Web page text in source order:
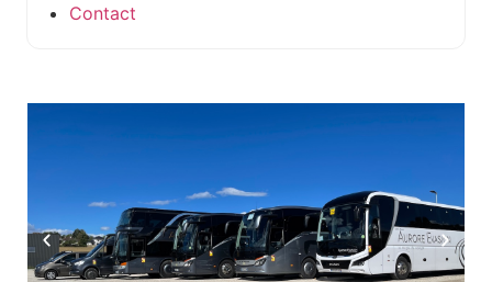
Contact